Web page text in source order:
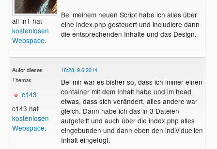
all-in1 hat
kostenlosen
Webspace.
Bei meinem neuen Script habe ich alles über
eine index.php gesteuert und includiere dann
die entsprechenden Inhalte und das Design.
Autor dieses
Themas
c143
c143 hat
kostenlosen
Webspace.
18:28, 9.6.2014
Bei mir war es bisher so, dass ich immer einen
container mit dem Inhalt habe und im head
etwas, dass sich verändert, alles andere war
gleich. Dann habe ich das in 3 Dateien
aufgeteilt und auch über die index.php alles
eingebunden und dann eben den individuellen
Inhalt eingefügt.